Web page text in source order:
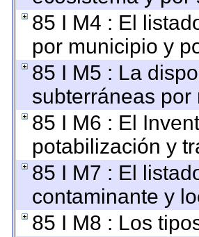
85 I M4 : El
por municipio y
85 I M5 : La
subterráneas
85 I M6 : El
potabilización y
85 I M7 : El
contaminante y
85 I M8 : Los